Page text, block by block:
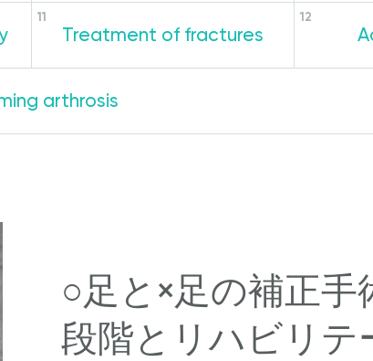
Treatment of fractures
arthrosis
○足と×足の補正手
段階とリハビリテ